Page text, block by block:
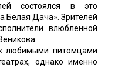
состоялся в это
Белая Дача». Зрителей
влюбленной
любимыми питомцами
однако именно